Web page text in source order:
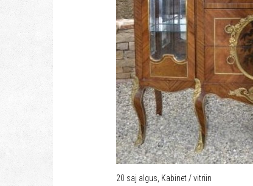
20 saj algus, Kabinet / vitriin